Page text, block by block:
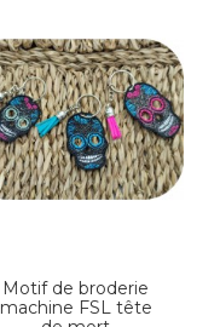
Motif de broderie
machine FSL tête